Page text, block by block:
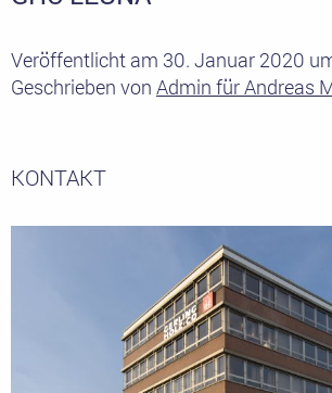
Veröffentlicht am 30. Januar 2020
Geschrieben von Admin für Andreas
KONTAKT